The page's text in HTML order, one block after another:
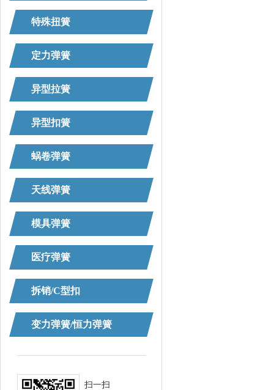
特殊扭簧
定力弹簧
异型拉簧
异型扣簧
蜗卷弹簧
天线弹簧
模具弹簧
医疗弹簧
拆销/C型扣
变力弹簧/恒力弹簧
扫一扫